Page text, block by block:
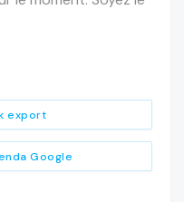
Google
export